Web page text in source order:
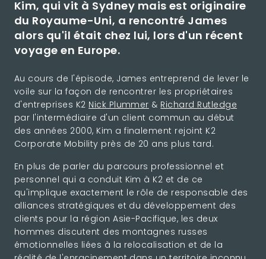
Kim, qui vit à Sydney mais est originaire
du Royaume-Uni, a rencontré James
alors qu'il était chez lui, lors d'un récent
voyage en Europe.
Au cours de l'épisode, James entreprend de lever le
voile sur la façon de rencontrer les propriétaires
d'entreprises K2 Nick Plummer & Richard Rutledge
par l'intermédiaire d'un client commun au début
des années 2000, Kim a finalement rejoint K2
Corporate Mobility près de 20 ans plus tard.
En plus de parler du parcours professionnel et
personnel qui a conduit Kim à K2 et de ce
qu'implique exactement le rôle de responsable des
alliances stratégiques et du développement des
clients pour la région Asie-Pacifique, les deux
hommes discutent des montagnes russes
émotionnelles liées à la relocalisation et de la